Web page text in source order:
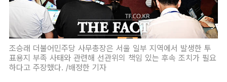
조승래 더불어민주당 사무총장은 서울 일부 지역에서 발생한 투
표용지 부족 사태와 관련해 선관위의 책임 있는 후속 조치가 필요
하다고 주장했다. /배정한 기자